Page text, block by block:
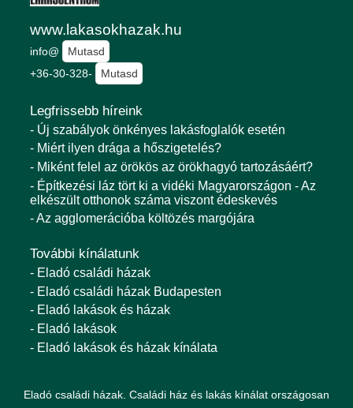
www.lakasokhazak.hu
info@
Mutasd
+36-30-328-
Mutasd
Legfrissebb híreink
- Új szabályok önkényes lakásfoglalók esetén
- Miért ilyen drága a hőszigetelés?
- Miként felel az örökös az örökhagyó tartozásáért?
- Építkezési láz tört ki a vidéki Magyarországon - Az
elkészült otthonok száma viszont édeskevés
- Az agglomerációba költözés margójára
További kínálatunk
- Eladó családi házak
- Eladó családi házak Budapesten
- Eladó lakások és házak
- Eladó lakások
- Eladó lakások és házak kínálata
Eladó családi házak. Családi ház és lakás kínálat országosan